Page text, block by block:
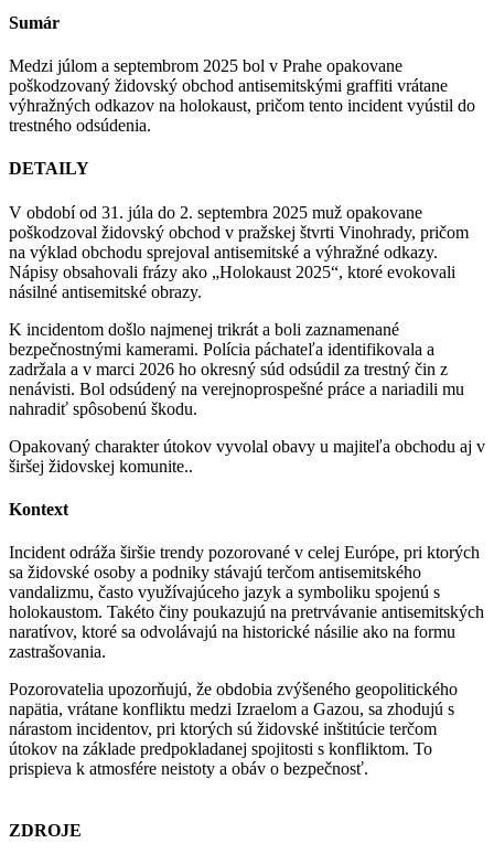
Sumár
Medzi júlom a septembrom 2025 bol v Prahe opakovane
poškodzovaný židovský obchod antisemitskými graffiti vrátane
výhražných odkazov na holokaust, pričom tento incident vyústil do
trestného odsúdenia.
DETAILY
V období od 31. júla do 2. septembra 2025 muž opakovane
poškodzoval židovský obchod v pražskej štvrti Vinohrady, pričom
na výklad obchodu sprejoval antisemitské a výhražné odkazy.
Nápisy obsahovali frázy ako „Holokaust 2025“, ktoré evokovali
násilné antisemitské obrazy.
K incidentom došlo najmenej trikrát a boli zaznamenané
bezpečnostnými kamerami. Polícia páchateľa identifikovala a
zadržala a v marci 2026 ho okresný súd odsúdil za trestný čin z
nenávisti. Bol odsúdený na verejnoprospešné práce a nariadili mu
nahradiť spôsobenú škodu.
Opakovaný charakter útokov vyvolal obavy u majiteľa obchodu aj v
širšej židovskej komunite..
Kontext
Incident odráža širšie trendy pozorované v celej Európe, pri ktorých
sa židovské osoby a podniky stávajú terčom antisemitského
vandalizmu, často využívajúceho jazyk a symboliku spojenú s
holokaustom. Takéto činy poukazujú na pretrvávanie antisemitských
naratívov, ktoré sa odvolávajú na historické násilie ako na formu
zastrašovania.
Pozorovatelia upozorňujú, že obdobia zvýšeného geopolitického
napätia, vrátane konfliktu medzi Izraelom a Gazou, sa zhodujú s
nárastom incidentov, pri ktorých sú židovské inštitúcie terčom
útokov na základe predpokladanej spojitosti s konfliktom. To
prispieva k atmosfére neistoty a obáv o bezpečnosť.
ZDROJE